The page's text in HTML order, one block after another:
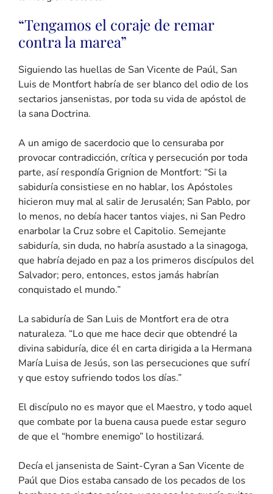
“Tengamos el coraje de remar
contra la marea”
Siguiendo las huellas de San Vicente de Paúl, San
Luis de Montfort habría de ser blanco del odio de los
sectarios jansenistas, por toda su vida de apóstol de
la sana Doctrina.
A un amigo de sacerdocio que lo censuraba por
provocar contradicción, crítica y persecución por toda
parte, así respondía Grignion de Montfort: “Si la
sabiduría consistiese en no hablar, los Apóstoles
hicieron muy mal al salir de Jerusalén; San Pablo, por
lo menos, no debía hacer tantos viajes, ni San Pedro
enarbolar la Cruz sobre el Capitolio. Semejante
sabiduría, sin duda, no habría asustado a la sinagoga,
que habría dejado en paz a los primeros discípulos del
Salvador; pero, entonces, estos jamás habrían
conquistado el mundo.”
La sabiduría de San Luis de Montfort era de otra
naturaleza. “Lo que me hace decir que obtendré la
divina sabiduría, dice él en carta dirigida a la Hermana
María Luisa de Jesús, son las persecuciones que sufrí
y que estoy sufriendo todos los días.”
El discípulo no es mayor que el Maestro, y todo aquel
que combate por la buena causa puede estar seguro
de que el “hombre enemigo” lo hostilizará.
Decía el jansenista de Saint-Cyran a San Vicente de
Paúl que Dios estaba cansado de los pecados de los